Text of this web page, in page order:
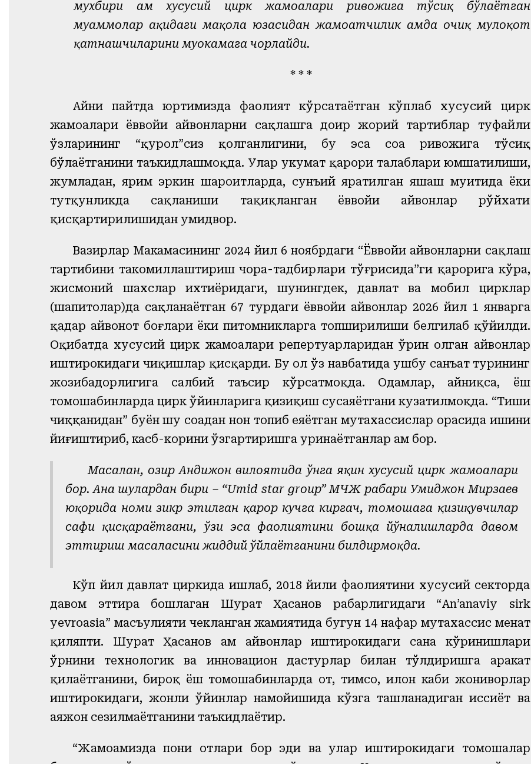
мухбири ҳам хусусий цирк жамоалари ривожига тўсиқ бўлаётган
муаммолар ҳақидаги мақола юзасидан жамоатчилик ҳамда очиқ мулоқот
қатнашчиларини муҳокамага чорлайди.
* * *
Айни пайтда юртимизда фаолият кўрсатаётган кўплаб хусусий цирк
жамоалари ёввойи ҳайвонларни сақлашга доир жорий тартиблар туфайли
ўзларининг “қурол”сиз қолганлигини, бу эса соҳа ривожига тўсиқ
бўлаётганини таъкидлашмоқда. Улар ҳукумат қарори талаблари юмшатилиши,
жумладан, ярим эркин шароитларда, сунъий яратилган яшаш муҳитида ёки
тутқунликда сақланиши тақиқланган ёввойи ҳайвонлар рўйхати
қисқартирилишидан умидвор.
Вазирлар Маҳкамасининг 2024 йил 6 ноябрдаги “Ёввойи ҳайвонларни сақлаш
тартибини такомиллаштириш чора-тадбирлари тўғрисида”ги қарорига кўра,
жисмоний шахслар ихтиёридаги, шунингдек, давлат ва мобил цирклар
(шапитолар)да сақланаётган 67 турдаги ёввойи ҳайвонлар 2026 йил 1 январга
қадар ҳайвонот боғлари ёки питомникларга топширилиши белгилаб қўйилди.
Оқибатда хусусий цирк жамоалари репертуарларидан ўрин олган ҳайвонлар
иштирокидаги чиқишлар қисқарди. Бу ҳол ўз навбатида ушбу санъат турининг
жозибадорлигига салбий таъсир кўрсатмоқда. Одамлар, айниқса, ёш
томошабинларда цирк ўйинларига қизиқиш сусаяётгани кузатилмоқда. “Тиши
чиққанидан” буён шу соҳадан нон топиб еяётган мутахассислар орасида ишини
йиғиштириб, касб-корини ўзгартиришга уринаётганлар ҳам бор.
Масалан, ҳозир Андижон вилоятида ўнга яқин хусусий цирк жамоалари
бор. Ана шулардан бири – “Umid star group” МЧЖ раҳбари Умиджон Мирзаев
юқорида номи зикр этилган қарор кучга киргач, томошага қизиқувчилар
сафи қисқараётгани, ўзи эса фаолиятини бошқа йўналишларда давом
эттириш масаласини жиддий ўйлаётганини билдирмоқда.
Кўп йил давлат циркида ишлаб, 2018 йили фаолиятини хусусий секторда
давом эттира бошлаган Шуҳрат Ҳасанов раҳбарлигидаги “An’anaviy sirk
yevroasia” масъулияти чекланган жамиятида бугун 14 нафар мутахассис меҳнат
қиляпти. Шуҳрат Ҳасанов ҳам ҳайвонлар иштирокидаги саҳна кўринишлари
ўрнини технологик ва инновацион дастурлар билан тўлдиришга ҳаракат
қилаётганини, бироқ ёш томошабинларда от, тимсоҳ, илон каби жониворлар
иштирокидаги, жонли ўйинлар намойишида кўзга ташланадиган ҳиссиёт ва
ҳаяжон сезилмаётганини таъкидлаётир.
“Жамоамизда пони отлари бор эди ва улар иштирокидаги томошалар